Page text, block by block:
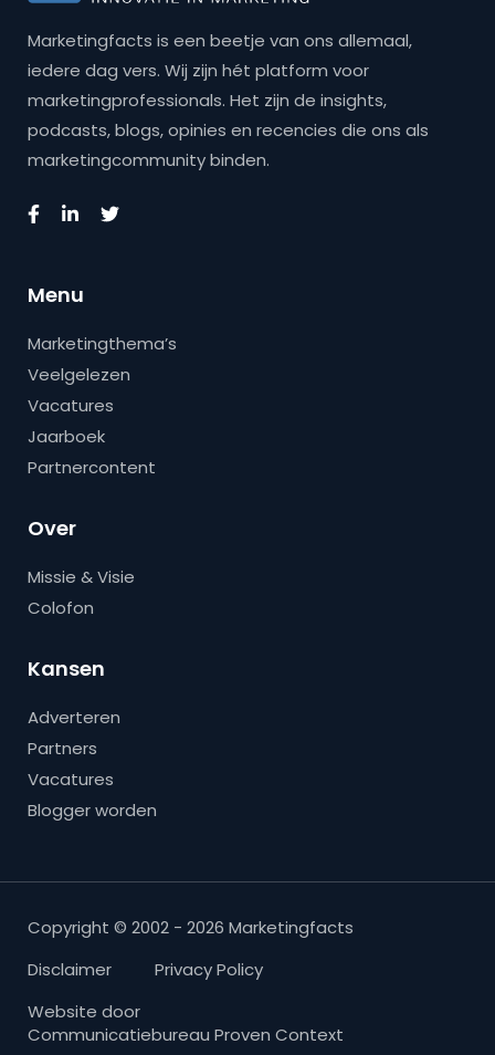
Marketingfacts is een beetje van ons allemaal,
iedere dag vers. Wij zijn hét platform voor
marketingprofessionals. Het zijn de insights,
podcasts, blogs, opinies en recencies die ons als
marketingcommunity binden.
Menu
Marketingthema’s
Veelgelezen
Vacatures
Jaarboek
Partnercontent
Over
Missie & Visie
Colofon
Kansen
Adverteren
Partners
Vacatures
Blogger worden
Copyright © 2002 - 2026 Marketingfacts
Disclaimer
Privacy Policy
Website door
Communicatiebureau Proven Context